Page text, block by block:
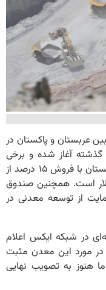
عربستان و پاکستان در
آغاز شده و برخی
گزارش‌ها حاکی از موافقت کابینه فدرال پاکستان با فروش ۱۵ درصد از
ارزش ۵۴۰ میلیون دلار است. همچنین صندوق
برای حمایت از توسعه معدنی در
در شبکه ایکس اعلام
مورد این معدن مثبت
هنوز به تصویب نهایی